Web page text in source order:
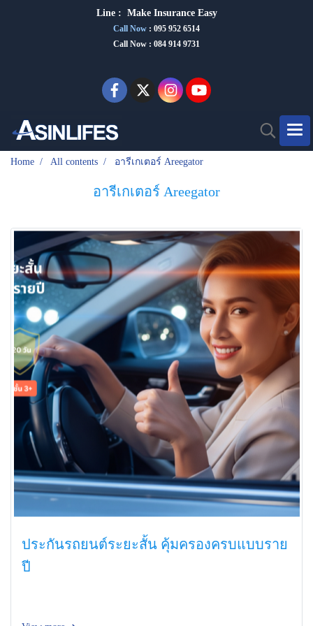
Line : Make Insurance Easy
Call Now : 095 952 6514
Call Now : 084 914 9731
Home All contents อารีเกเตอร์ Areegator
อารีเกเตอร์ Areegator
ประกันรถยนต์ระยะสั้น คุ้มครองครบแบบราย
ปี